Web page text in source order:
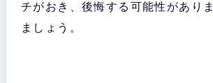
チがおき、後悔する可能性があり
ましょう。